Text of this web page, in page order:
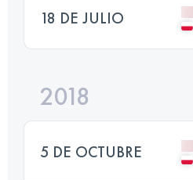
18 DE JULIO
2018
5 DE OCTUBRE